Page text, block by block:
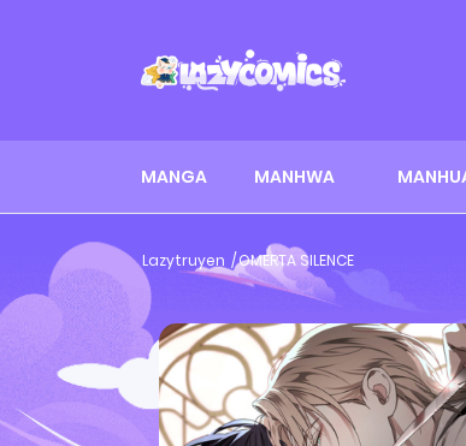
MANGA MANHWA
Lazytruyen OMERTA SILENCE